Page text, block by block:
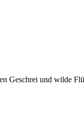
Geschrei und wilde